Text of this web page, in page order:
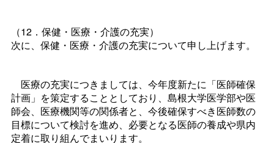
（12．保健・医療・介護の充実）
次に、保健・医療・介護の充実について申し上げます。
医療の充実につきましては、今年度新たに「医師確保
計画」を策定することとしており、島根大学医学部や医
師会、医療機関等の関係者と、今後確保すべき医師数の
目標について検討を進め、必要となる医師の養成や県内
定着に取り組んでまいります。